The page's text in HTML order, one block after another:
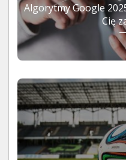
Algorytmy Google
Cię